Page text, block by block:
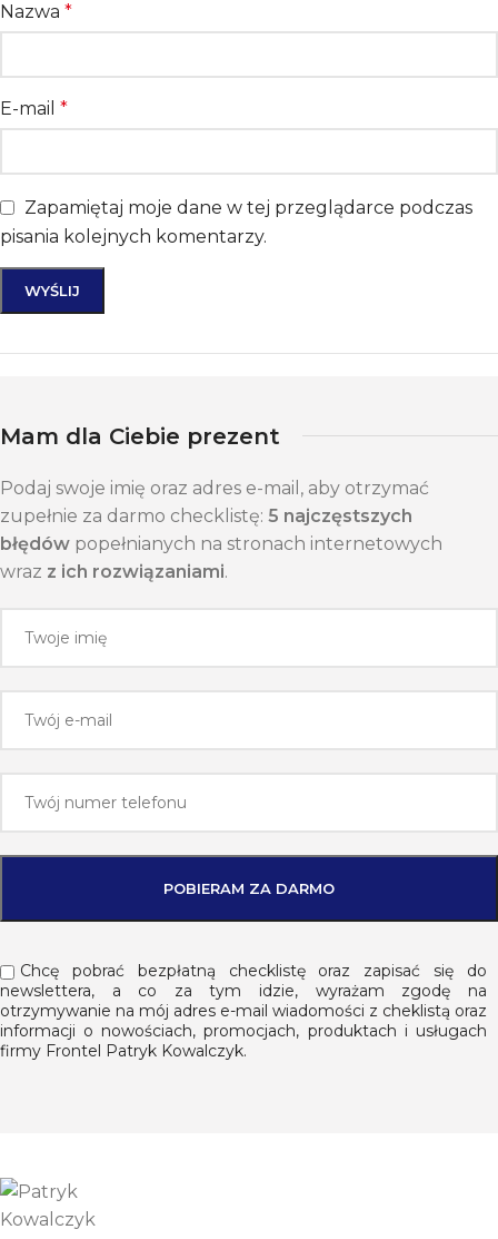
Nazwa *
E-mail *
Zapamiętaj moje dane w tej przeglądarce podczas
pisania kolejnych komentarzy.
Mam dla Ciebie prezent
Podaj swoje imię oraz adres e-mail, aby otrzymać
zupełnie za darmo checklistę: 5 najczęstszych
błędów popełnianych na stronach internetowych
wraz z ich rozwiązaniami.
Chcę pobrać bezpłatną checklistę oraz zapisać się do
newslettera, a co za tym idzie, wyrażam zgodę na
otrzymywanie na mój adres e-mail wiadomości z cheklistą oraz
informacji o nowościach, promocjach, produktach i usługach
firmy Frontel Patryk Kowalczyk.